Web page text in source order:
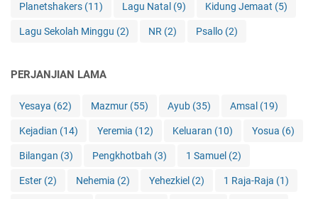
Planetshakers (11) Lagu Natal (9) Kidung Jemaat (5)
Lagu Sekolah Minggu (2) NR (2) Psallo (2)
PERJANJIAN LAMA
Yesaya (62) Mazmur (55) Ayub (35) Amsal (19)
Kejadian (14) Yeremia (12) Keluaran (10) Yosua (6)
Bilangan (3) Pengkhotbah (3) 1 Samuel (2)
Ester (2) Nehemia (2) Yehezkiel (2) 1 Raja-Raja (1)